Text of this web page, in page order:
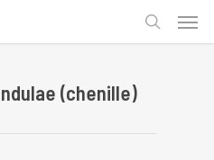
search
(chenille)